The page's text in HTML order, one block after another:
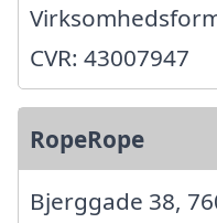
CVR: 43007947
RopeRope
Bjerggade 38,